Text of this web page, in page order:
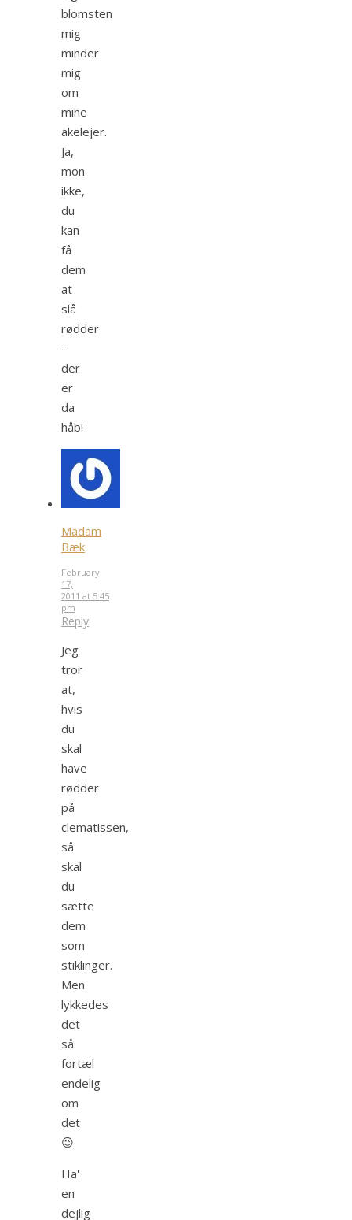
blomsten
mig
minder
mig
om
mine
akelejer.
Ja,
mon
ikke,
du
kan
få
dem
at
slå
rødder
–
der
er
da
håb!
Madam
Bæk
February
17,
2011 at 5:45
pm
Reply
Jeg
tror
at,
hvis
du
skal
have
rødder
på
clematissen,
så
skal
du
sætte
dem
som
stiklinger.
Men
lykkedes
det
så
fortæl
endelig
om
det
😉
Ha'
en
dejlig